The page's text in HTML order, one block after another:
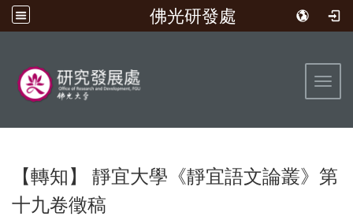
佛光研發處
【轉知】 靜宜大學《靜宜語文論叢》第
十九卷徵稿